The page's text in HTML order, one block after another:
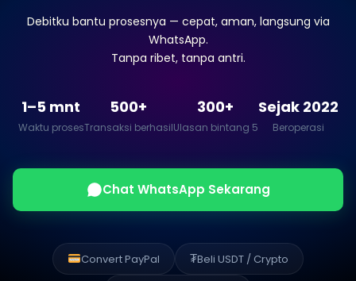
Debitku bantu prosesnya — cepat, aman, langsung via
WhatsApp.
Tanpa ribet, tanpa antri.
1–5 mnt
Waktu proses
500+
Transaksi berhasil
300+
Ulasan bintang 5
Sejak 2022
Beroperasi
Chat WhatsApp Sekarang
Convert PayPal ₮Beli USDT / Crypto